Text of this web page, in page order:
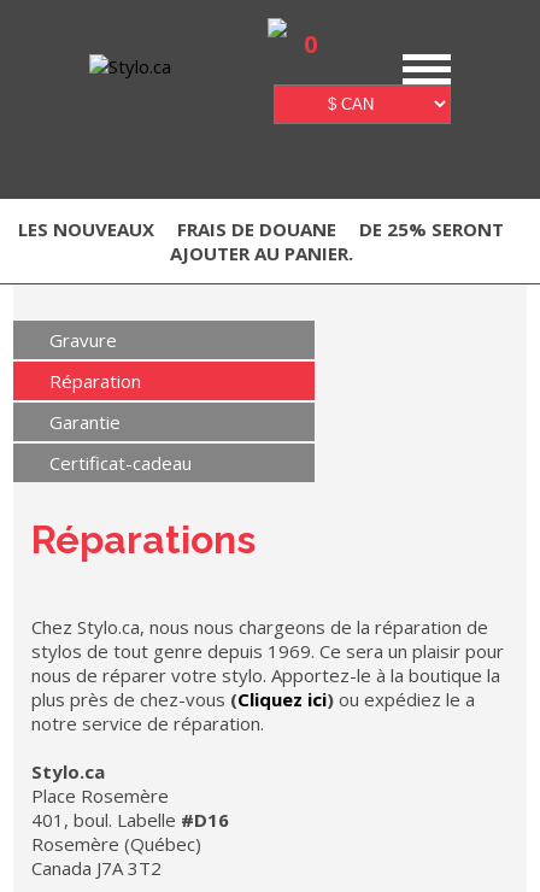
0
LES NOUVEAUX FRAIS DE DOUANE
DE 25% SERONT
AJOUTER AU PANIER.
Gravure
Réparation
Garantie
Certificat-cadeau
Réparations
Chez Stylo.ca, nous nous chargeons de la réparation de
stylos de tout genre depuis 1969. Ce sera un plaisir pour
nous de réparer votre stylo. Apportez-le à la boutique la
plus près de chez-vous (Cliquez ici) ou expédiez le a
notre service de réparation.
Stylo.ca
Place Rosemère
401, boul. Labelle #D16
Rosemère (Québec)
Canada J7A 3T2